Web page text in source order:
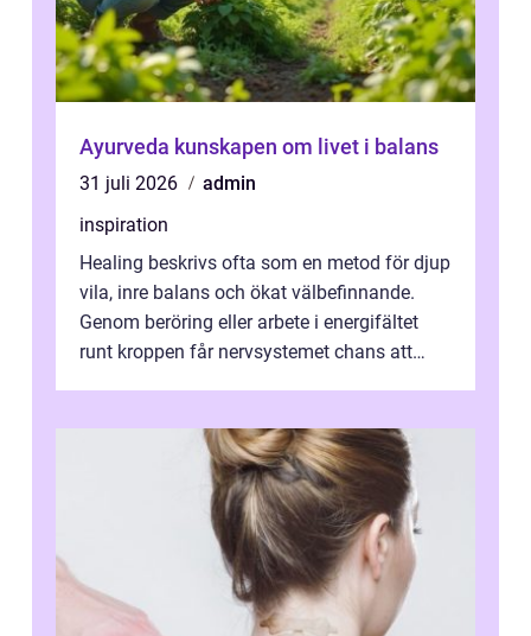
Ayurveda kunskapen om livet i balans
31 juli 2026
admin
inspiration
Healing beskrivs ofta som en metod för djup
vila, inre balans och ökat välbefinnande.
Genom beröring eller arbete i energifältet
runt kroppen får nervsystemet chans att